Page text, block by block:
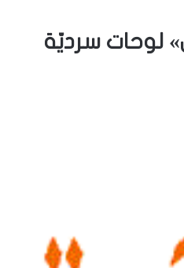
لوحات سرديّة